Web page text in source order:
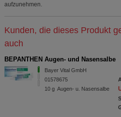
aufzunehmen.
Kunden, die dieses Produkt
auch
BEPANTHEN Augen- und Nasensalbe
Bayer Vital GmbH
01578675
10 g Augen- u. Nasensalbe